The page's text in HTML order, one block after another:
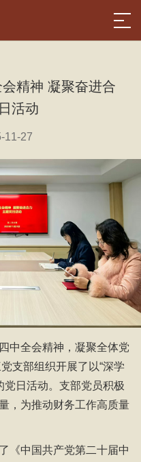
精神 凝聚奋进合
活动
11-27
中全会精神，凝聚全体党
支部组织开展了以“深学
党日活动。支部党员积极
，为推动财务工作高质量
《中国共产党第二十届中